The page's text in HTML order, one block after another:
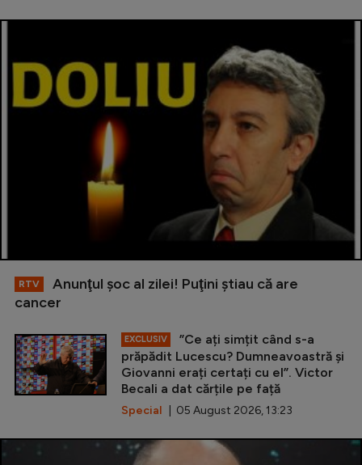
RTV
Anunţul şoc al zilei! Puţini ştiau că are
cancer
EXCLUSIV
”Ce ați simțit când s-a
prăpădit Lucescu? Dumneavoastră și
Giovanni erați certați cu el”. Victor
Becali a dat cărțile pe față
Special | 05 August 2026, 13:23